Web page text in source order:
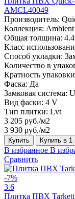
AMCL40049
Производитель:
Коллекция:
Общая толщина: 4.4
Класс
Способ укладки:
Количество в
Кратность
Фаска: Да
Замковая система:
Вид фаски: 4 V
Тип плитки: Lvt
3 205 руб./м2
3 930 руб./м2
Купить Купить в 1
В избранное В
Сравнить
-7%
3.6
Плитка ПВХ Tarkett